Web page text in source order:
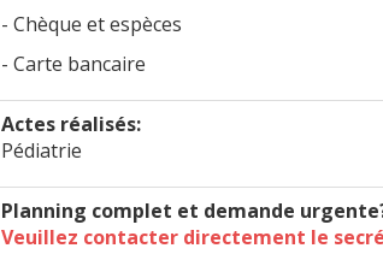
- Chèque et espèces
- Carte bancaire
Actes réalisés:
Pédiatrie
Planning complet et demande
Veuillez contacter directement le